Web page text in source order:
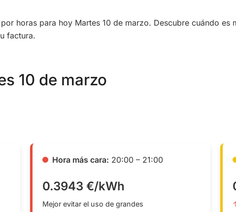
horas para hoy Martes 10 de marzo. Descubre cuándo
factura.
10 de marzo
Hora más cara: 20:00 – 21:00
0.3943 €/kWh
Mejor evitar el uso de grandes